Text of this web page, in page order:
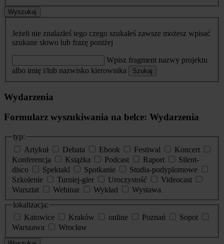
Wyszukaj
Jeżeli nie znalazłeś tego czego szukałeś zawsze możesz wpisać
szukane słowo lub frazę poniżej
Wpisz fragment nazwy projektu
albo imię i/lub nazwisko kierownika
Szukaj
Wydarzenia
Formularz wyszukiwania na belce: Wydarzenia
typ:
Artykuł
Debata Ebook Festiwal
Koncert
Konferencja
Książka Podcast Raport
Silent-
disco
Spektakl Spotkanie
Studia-podyplomowe
Szkolenie
Turniej-gier Uroczystość
Videocast
Warsztat
Webinar Wykład
Wystawa
lokalizacja:
Katowice
Kraków online Poznań
Sopot
Warszawa
Wrocław